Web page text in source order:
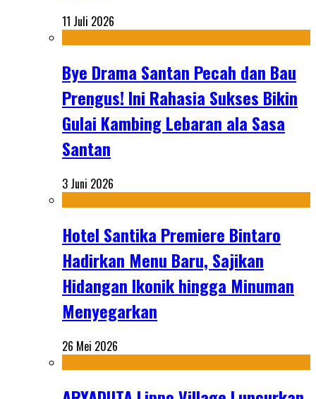
11 Juli 2026
Bye Drama Santan Pecah dan Bau
Prengus! Ini Rahasia Sukses Bikin
Gulai Kambing Lebaran ala Sasa
Santan
3 Juni 2026
Hotel Santika Premiere Bintaro
Hadirkan Menu Baru, Sajikan
Hidangan Ikonik hingga Minuman
Menyegarkan
26 Mei 2026